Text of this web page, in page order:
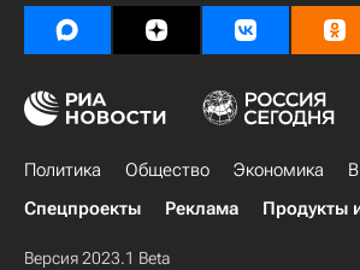
Политика Общество Экономика
Спецпроекты
Реклама Продукты
Версия 2023.1 Beta